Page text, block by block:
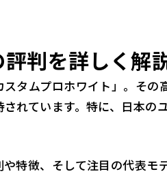
判を詳しく解
タムプロホワイト」。そ
れています。特に、日本
特徴、そして注目の代表